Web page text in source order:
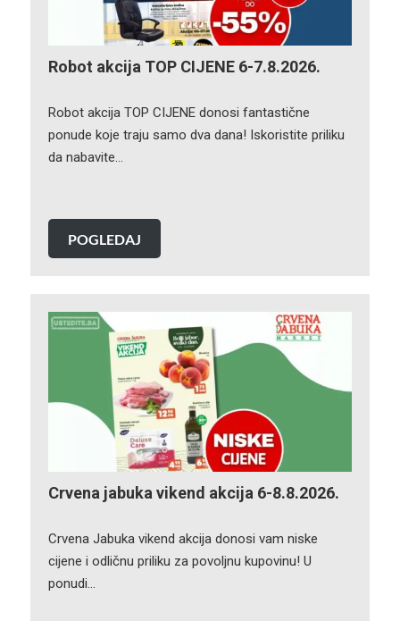
Robot akcija TOP CIJENE 6-7.8.2026.
Robot akcija TOP CIJENE donosi fantastične
ponude koje traju samo dva dana! Iskoristite priliku
da nabavite…
POGLEDAJ
Crvena jabuka vikend akcija 6-8.8.2026.
Crvena Jabuka vikend akcija donosi vam niske
cijene i odličnu priliku za povoljnu kupovinu! U
ponudi…